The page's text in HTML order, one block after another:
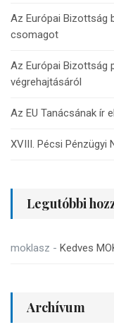
Az Európai Bizottság
csomagot
Az Európai Bizottság
végrehajtásáról
Az EU Tanácsának ír
XVIII. Pécsi Pénzügyi
Legutóbbi
moklasz - Kedves
Archívum